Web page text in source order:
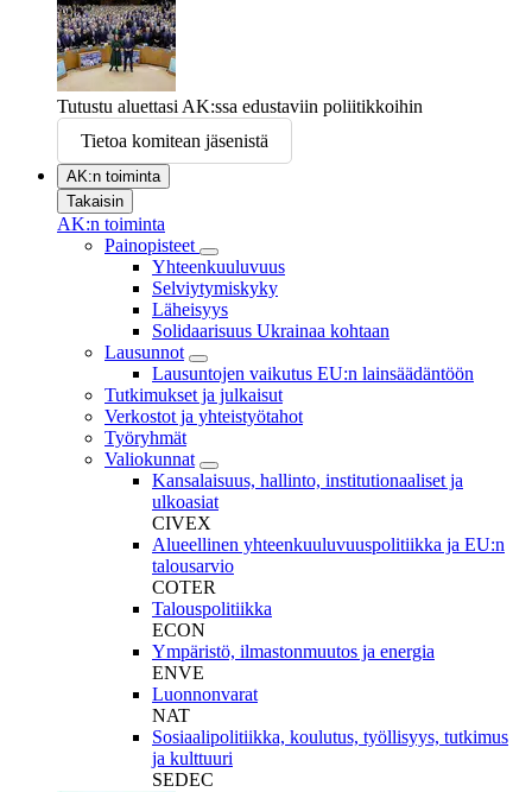
Tutustu aluettasi AK:ssa edustaviin poliitikkoihin
Tietoa komitean jäsenistä
AK:n toiminta
Takaisin
AK:n toiminta
Painopisteet
Yhteenkuuluvuus
Selviytymiskyky
Läheisyys
Solidaarisuus Ukrainaa kohtaan
Lausunnot
Lausuntojen vaikutus EU:n lainsäädäntöön
Tutkimukset ja julkaisut
Verkostot ja yhteistyötahot
Työryhmät
Valiokunnat
Kansalaisuus, hallinto, institutionaaliset ja
ulkoasiat
CIVEX
Alueellinen yhteenkuuluvuuspolitiikka ja EU:n
talousarvio
COTER
Talouspolitiikka
ECON
Ympäristö, ilmastonmuutos ja energia
ENVE
Luonnonvarat
NAT
Sosiaalipolitiikka, koulutus, työllisyys, tutkimus
ja kulttuuri
SEDEC